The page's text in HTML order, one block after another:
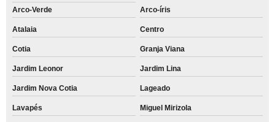
Arco-Verde
Arco-íris
Atalaia Centro
Cotia Granja Viana
Jardim Leonor Jardim Lina
Jardim Nova Cotia Lageado
Lavapés Miguel Mirizola